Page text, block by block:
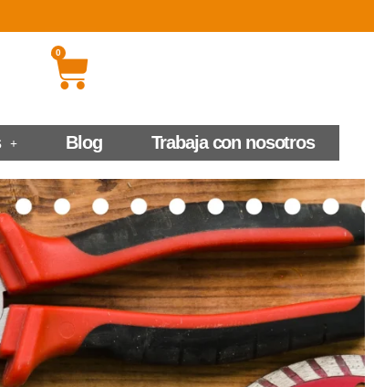
0
Blog Trabaja con nosotros